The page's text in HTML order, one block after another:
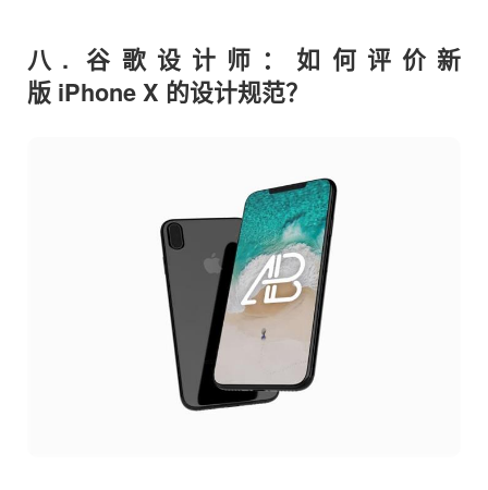
八. 谷歌设计师：如何评价新
版 iPhone X 的设计规范？